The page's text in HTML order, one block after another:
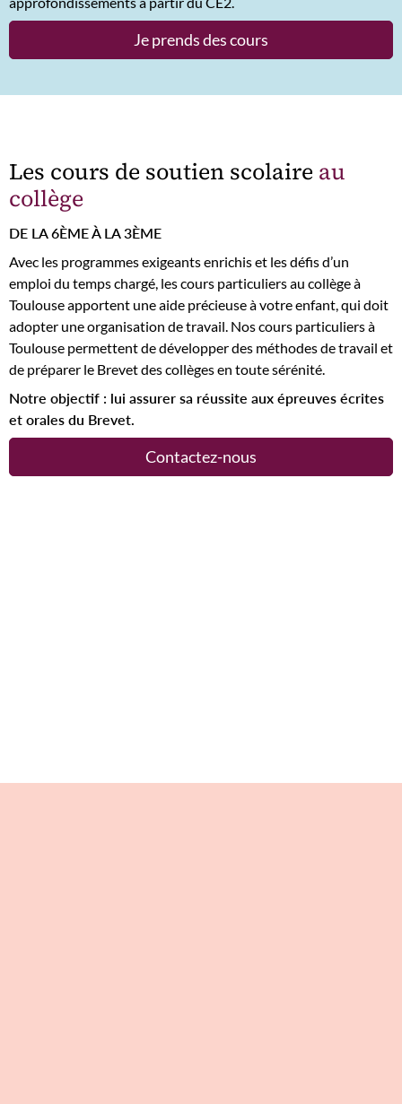
Je prends des cours
Les cours de soutien scolaire au
collège
DE LA 6ÈME À LA 3ÈME
Avec les programmes exigeants enrichis et les défis d’un
emploi du temps chargé, les cours particuliers au collège à
Toulouse apportent une aide précieuse à votre enfant, qui doit
adopter une organisation de travail. Nos cours particuliers à
Toulouse permettent de développer des méthodes de travail et
de préparer le Brevet des collèges en toute sérénité.
Notre objectif : lui assurer sa réussite aux épreuves écrites
et orales du Brevet.
Contactez-nous